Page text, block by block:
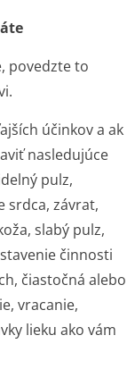
povedzte to
účinkov a ak
nasledujúce
pulz,
srdca, závrat,
slabý pulz,
činnosti
čiastočná alebo
vracanie,
lieku ako vám